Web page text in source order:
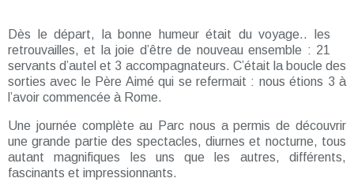
Dès le départ, la bonne humeur était du voyage.. les
retrouvailles, et la joie d’être de nouveau ensemble : 21
servants d’autel et 3 accompagnateurs. C’était la boucle des
sorties avec le Père Aimé qui se refermait : nous étions 3 à
l’avoir commencée à Rome.
Une journée complète au Parc nous a permis de découvrir
une grande partie des spectacles, diurnes et nocturne, tous
autant magnifiques les uns que les autres, différents,
fascinants et impressionnants.